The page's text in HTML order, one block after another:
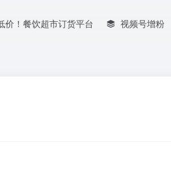
价！餐饮超市订货平台 视频号增粉